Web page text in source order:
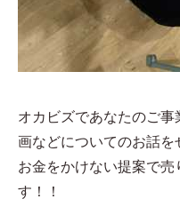
オカビズであなたのご
画などについてのお話を
お金をかけない提案で売
す！！